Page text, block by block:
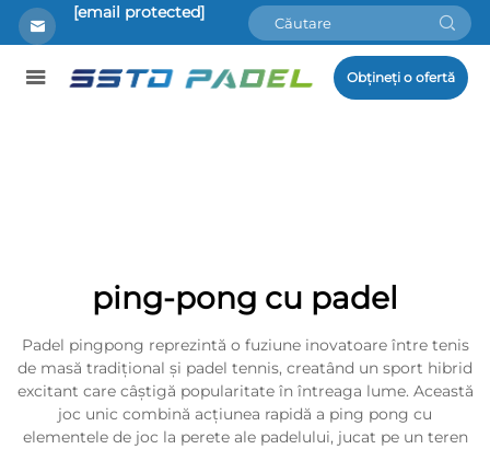
[email protected]
Obțineți o ofertă
ping-pong cu padel
Padel pingpong reprezintă o fuziune inovatoare între tenis
de masă tradițional și padel tennis, creatând un sport hibrid
excitant care câștigă popularitate în întreaga lume. Această
joc unic combină acțiunea rapidă a ping pong cu
elementele de joc la perete ale padelului, jucat pe un teren